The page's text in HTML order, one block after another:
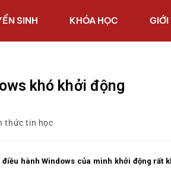
SINH KHÓA HỌC GIỚI
khó khởi động
thức tin học
điều hành Windows của mình khởi động